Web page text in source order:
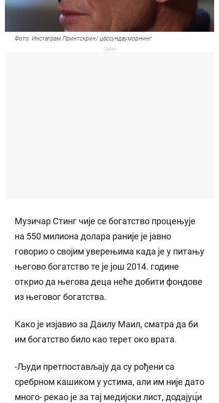
Фото: Инстаграм Принтскрин/ цбссундаyморнинг
Oglas
Музичар Стинг чије се богатство процењује
на 550 милиона долара раније је јавно
говорио о својим уверењима када је у питању
његово богатство те је још 2014. године
открио да његова деца неће добити фондове
из његовог богатства.
Како је изјавио за Даилy Маил, сматра да би
им богатство било као терет око врата.
-Људи претпостављају да су рођени са
сребрном кашиком у устима, али им није дато
много- рекао је за тај медијски лист, додајуц́и